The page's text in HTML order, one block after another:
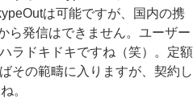
は可能ですが、国内の携
ら発信はできません。ユーザー
ラドキドキですね（笑）。定額
その範疇に入りますが、契約し
。